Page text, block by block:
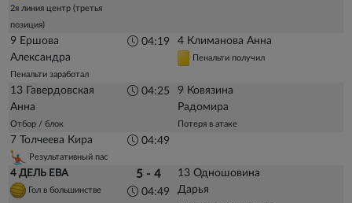
2я линия центр (третья
позиция)
9 Ершова
Александра
Пенальти заработал
04:19 4 Климанова Анна
Пенальти получил
13 Гавердовская
Анна
Отбор / блок
04:25
9 Ковязина
Радомира
Потеря в атаке
7 Толчеева Кира
Результативный пас
04:49
4 ДЕЛЬ ЕВА
Гол в большинстве
5 - 4
04:49
13 Одношовина
Дарья